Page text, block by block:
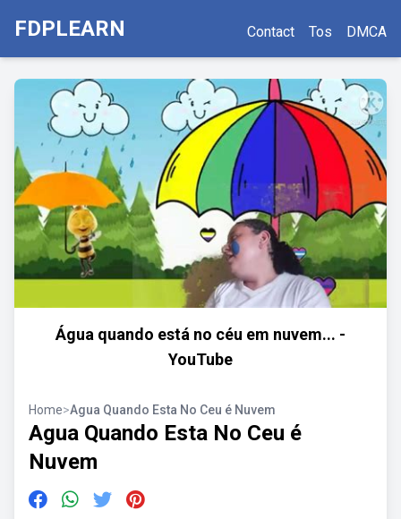
FDPLEARN Contact Tos DMCA
Água quando está no céu em nuvem... -
YouTube
Home>Agua Quando Esta No Ceu é Nuvem
Agua Quando Esta No Ceu é
Nuvem